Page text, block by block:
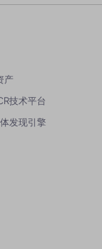
产
技术平台
发现引擎